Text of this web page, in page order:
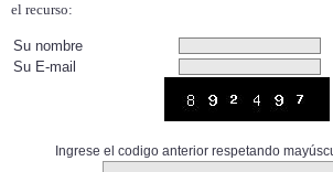
el recurso:
Su nombre
Su E-mail
Ingrese el codigo anterior respetando